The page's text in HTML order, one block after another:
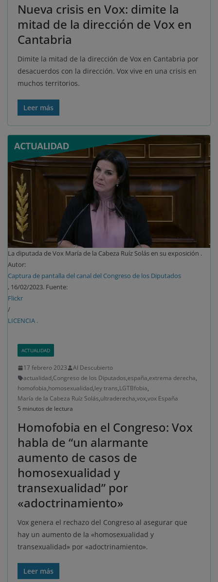
Nueva crisis en Vox: dimite la
mitad de la dirección de Vox en
Cantabria
Dimite la mitad de la dirección de Vox en Cantabria por
desacuerdos con la dirección. Vox vive en una crisis en
muchos territorios.
Leer más
La diputada de Vox María de la Cabeza Ruíz Solás en su exposición .
Autor:
Captura de pantalla del canal del Congreso de los Diputados
, 16/02/2023. Fuente:
Flickr
/
LICENCIA .
ACTUALIDAD
17 febrero 2023
Al Descubierto
actualidad,Congreso de los Diputados,españa,extrema derecha,
homofobia,homosexualidad,ley trans,LGTBfobia,
María de la Cabeza Ruíz Solás,ultraderecha,vox,vox España
5 minutos de lectura
Homofobia en el Congreso: Vox
habla de “un alarmante
aumento de casos de
homosexualidad y
transexualidad” por
«adoctrinamiento»
Vox genera el rechazo del Congreso al asegurar que
hay un aumento de la «homosexualidad y
transexualidad» por «adoctrinamiento».
Leer más